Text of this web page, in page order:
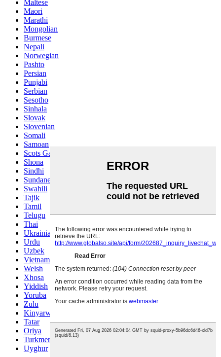
Maltese
Maori
Marathi
Mongolian
Burmese
Nepali
Norwegian
Pashto
Persian
Punjabi
Serbian
Sesotho
Sinhala
Slovak
Slovenian
Somali
Samoan
Scots Gaelic
Shona
Sindhi
Sundanese
Swahili
Tajik
Tamil
Telugu
Thai
Ukrainian
Urdu
Uzbek
Vietnamese
Welsh
Xhosa
Yiddish
Yoruba
Zulu
Kinyarwanda
Tatar
Oriya
Turkmen
Uyghur